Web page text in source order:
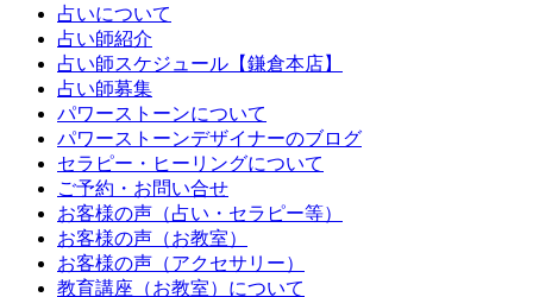
占いについて
占い師紹介
占い師スケジュール【鎌倉本店】
占い師募集
パワーストーンについて
パワーストーンデザイナーのブログ
セラピー・ヒーリングについて
ご予約・お問い合せ
お客様の声（占い・セラピー等）
お客様の声（お教室）
お客様の声（アクセサリー）
教育講座（お教室）について